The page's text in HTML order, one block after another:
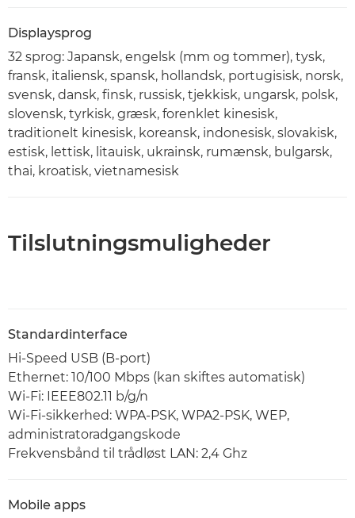
Displaysprog
32 sprog: Japansk, engelsk (mm og tommer), tysk,
fransk, italiensk, spansk, hollandsk, portugisisk, norsk,
svensk, dansk, finsk, russisk, tjekkisk, ungarsk, polsk,
slovensk, tyrkisk, græsk, forenklet kinesisk,
traditionelt kinesisk, koreansk, indonesisk, slovakisk,
estisk, lettisk, litauisk, ukrainsk, rumænsk, bulgarsk,
thai, kroatisk, vietnamesisk
Tilslutningsmuligheder
Standardinterface
Hi-Speed USB (B-port)
Ethernet: 10/100 Mbps (kan skiftes automatisk)
Wi-Fi: IEEE802.11 b/g/n
Wi-Fi-sikkerhed: WPA-PSK, WPA2-PSK, WEP,
administratoradgangskode
Frekvensbånd til trådløst LAN: 2,4 Ghz
Mobile apps